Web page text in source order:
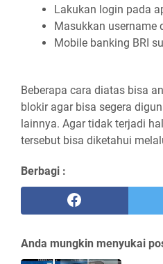
Lakukan login pada
Masukkan username
Mobile banking BRI
Beberapa cara diatas bisa
blokir agar bisa segera
lainnya. Agar tidak terjadi
tersebut bisa diketahui
Berbagi :
Anda mungkin menyukai